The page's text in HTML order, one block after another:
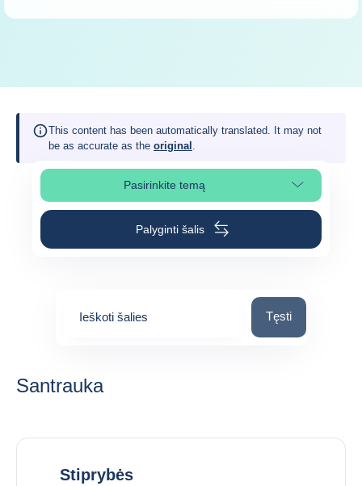
This content has been automatically translated. It may not
be as accurate as the original .
Pasirinkite temąPasirinkite puslapio skiltį
Palyginti šalis
Ieškoti šalies Ieškoti šalies
Tęsti
Santrauka
Stiprybės